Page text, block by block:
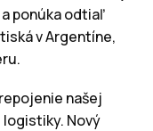
a ponúka odtiaľ
v Argentíne,
našej
Nový